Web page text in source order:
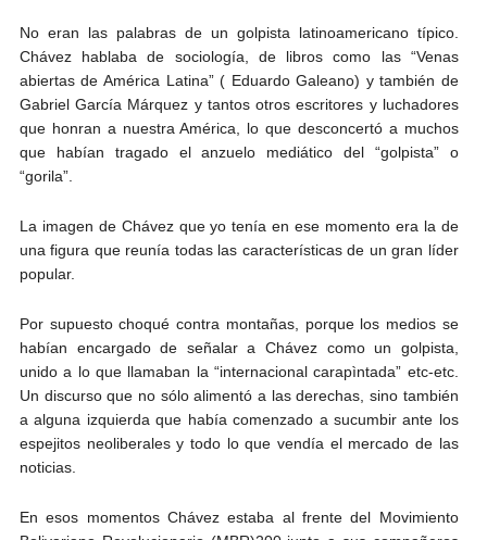
No eran las palabras de un golpista latinoamericano típico.
Chávez hablaba de sociología, de libros como las “Venas
abiertas de América Latina” ( Eduardo Galeano) y también de
Gabriel García Márquez y tantos otros escritores y luchadores
que honran a nuestra América, lo que desconcertó a muchos
que habían tragado el anzuelo mediático del “golpista” o
“gorila”.
La imagen de Chávez que yo tenía en ese momento era la de
una figura que reunía todas las características de un gran líder
popular.
Por supuesto choqué contra montañas, porque los medios se
habían encargado de señalar a Chávez como un golpista,
unido a lo que llamaban la “internacional carapìntada” etc-etc.
Un discurso que no sólo alimentó a las derechas, sino también
a alguna izquierda que había comenzado a sucumbir ante los
espejitos neoliberales y todo lo que vendía el mercado de las
noticias.
En esos momentos Chávez estaba al frente del Movimiento